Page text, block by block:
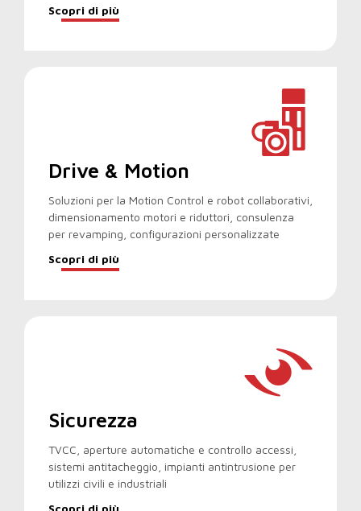
Scopri di più
Drive & Motion
Soluzioni per la Motion Control e robot collaborativi,
dimensionamento motori e riduttori, consulenza
per revamping, configurazioni personalizzate
Scopri di più
Sicurezza
TVCC, aperture automatiche e controllo accessi,
sistemi antitacheggio, impianti antintrusione per
utilizzi civili e industriali
Scopri di più